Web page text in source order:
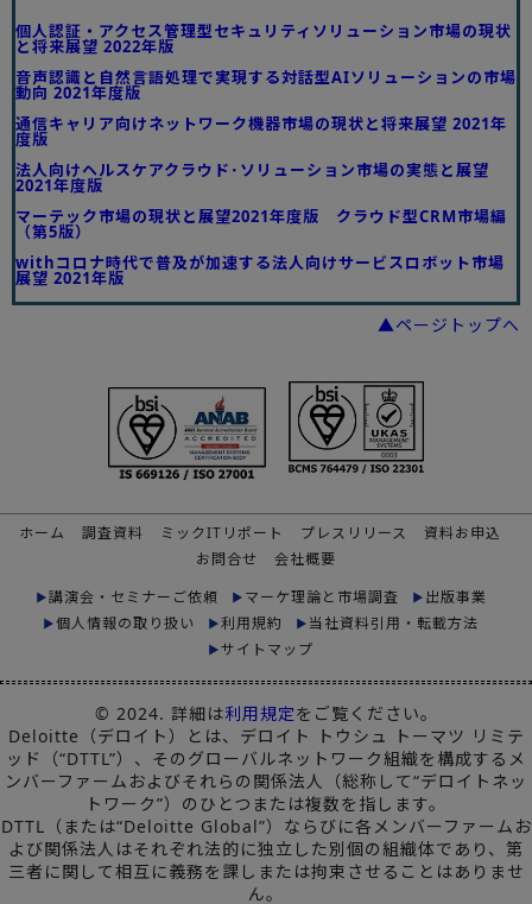
個人認証・アクセス管理型セキュリティソリューション市場の現状
と将来展望 2022年版
音声認識と自然言語処理で実現する対話型AIソリューションの市場
動向 2021年度版
通信キャリア向けネットワーク機器市場の現状と将来展望 2021年
度版
法人向けヘルスケアクラウド･ソリューション市場の実態と展望
2021年度版
マーテック市場の現状と展望2021年度版 クラウド型CRM市場編
（第5版）
withコロナ時代で普及が加速する法人向けサービスロボット市場
展望 2021年版
▲ページトップへ
ホーム 調査資料 ミックITリポート プレスリリース
資料お申込
お問合せ
会社概要
講演会・セミナーご依頼
マーケ理論と市場調査
出版事業
個人情報の取り扱い
利用規約
当社資料引用・転載方法
サイトマップ
© 2024. 詳細は利用規定をご覧ください。
Deloitte（デロイト）とは、デロイト トウシュ トーマツ リミテ
ッド（“DTTL”）、そのグローバルネットワーク組織を構成するメ
ンバーファームおよびそれらの関係法人（総称して“デロイトネッ
トワーク”）のひとつまたは複数を指します。
DTTL（または“Deloitte Global”）ならびに各メンバーファームお
よび関係法人はそれぞれ法的に独立した別個の組織体であり、第
三者に関して相互に義務を課しまたは拘束させることはありませ
ん。